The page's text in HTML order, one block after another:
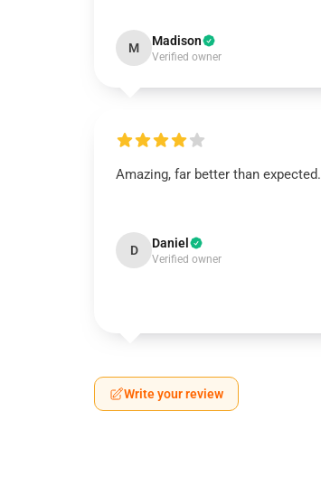
M Madison
Verified owner
Amazing, far better than expected.
D Daniel
Verified owner
Write your review